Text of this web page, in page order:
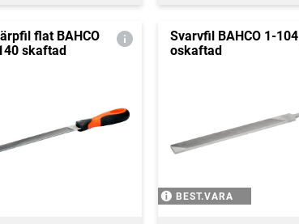
flat BAHCO
skaftad
Svarvfil BAHCO 1-104
oskaftad
BEST.VARA